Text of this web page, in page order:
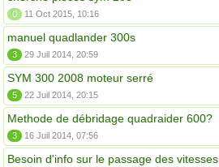
0 11 Oct 2015, 10:16
manuel quadlander 300s
3 29 Juil 2014, 20:59
SYM 300 2008 moteur serré
5 22 Juil 2014, 20:15
Methode de débridage quadraider 600?
3 16 Juil 2014, 07:56
Besoin d'info sur le passage des vitesses